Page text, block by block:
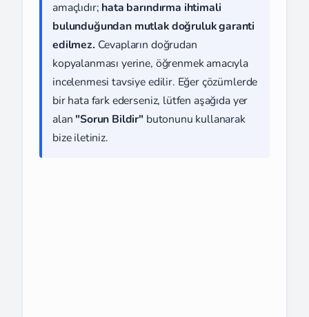
amaçlıdır; hata barındırma ihtimali
bulunduğundan mutlak doğruluk garanti
edilmez. Cevapların doğrudan
kopyalanması yerine, öğrenmek amacıyla
incelenmesi tavsiye edilir. Eğer çözümlerde
bir hata fark ederseniz, lütfen aşağıda yer
alan "Sorun Bildir" butonunu kullanarak
bize iletiniz.